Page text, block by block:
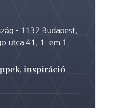
– 1132 Budapest,
utca 41, 1. em 1.
inspiráció